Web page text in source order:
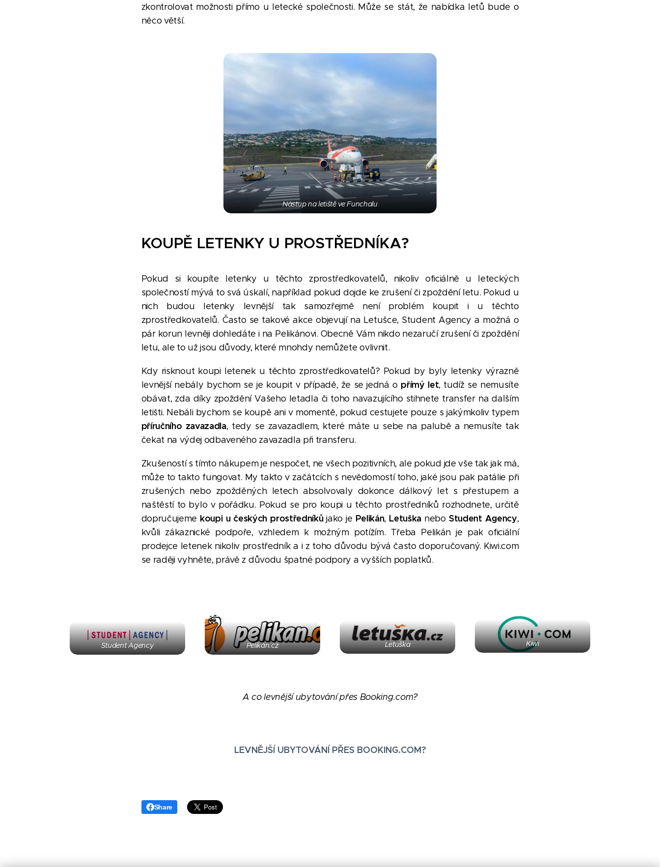
zkontrolovat možnosti přímo u letecké společnosti. Může se stát, že nabídka letů bude o
něco větší.
Nástup na letiště ve Funchalu
KOUPĚ LETENKY U PROSTŘEDNÍKA?
Pokud si koupíte letenky u těchto zprostředkovatelů, nikoliv oficiálně u leteckých
společností mývá to svá úskalí, například pokud dojde ke zrušení či zpoždění letu. Pokud u
nich budou letenky levnější tak samozřejmě není problém koupit i u těchto
zprostředkovatelů. Často se takové akce objevují na Letušce, Student Agency a možná o
pár korun levněji dohledáte i na Pelikánovi. Obecně Vám nikdo nezaručí zrušení či zpoždění
letu, ale to už jsou důvody, které mnohdy nemůžete ovlivnit.
Kdy risknout koupi letenek u těchto zprostředkovatelů? Pokud by byly letenky výrazně
levnější nebály bychom se je koupit v případě, že se jedná o přímý let, tudíž se nemusíte
obávat, zda díky zpoždění Vašeho letadla či toho navazujícího stihnete transfer na dalším
letišti. Nebáli bychom se koupě ani v momentě, pokud cestujete pouze s jakýmkoliv typem
příručního zavazadla, tedy se zavazadlem, které máte u sebe na palubě a nemusíte tak
čekat na výdej odbaveného zavazadla při transferu.
Zkušeností s tímto nákupem je nespočet, ne všech pozitivních, ale pokud jde vše tak jak má,
může to takto fungovat. My takto v začátcích s nevědomostí toho, jaké jsou pak patálie při
zrušených nebo zpožděných letech absolvovaly dokonce dálkový let s přestupem a
naštěstí to bylo v pořádku. Pokud se pro koupi u těchto prostředníků rozhodnete, určitě
dopručujeme koupi u českých prostředníkůjako je Pelikán, Letuškanebo Student Agency,
kvůli zákaznické podpoře, vzhledem k možným potížím. Třeba Pelikán je pak oficiální
prodejce letenek nikoliv prostředník a i z toho důvodu bývá často doporučovaný. Kiwi.com
se raději vyhněte, právě z důvodu špatné podpory a vyšších poplatků.
Student Agency Pelikán.cz Letuška Kiwi
A co levnější ubytování přes Booking.com?
LEVNĚJŠÍ UBYTOVÁNÍ PŘES BOOKING.COM?
Share